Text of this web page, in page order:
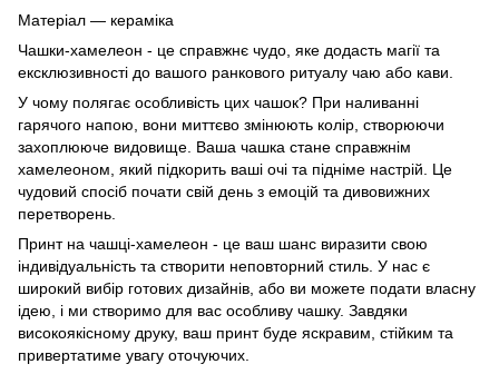
Матеріал — кераміка
Чашки-хамелеон - це справжнє чудо, яке додасть магії та
ексклюзивності до вашого ранкового ритуалу чаю або кави.
У чому полягає особливість цих чашок? При наливанні
гарячого напою, вони миттєво змінюють колір, створюючи
захоплююче видовище. Ваша чашка стане справжнім
хамелеоном, який підкорить ваші очі та підніме настрій. Це
чудовий спосіб почати свій день з емоцій та дивовижних
перетворень.
Принт на чашці-хамелеон - це ваш шанс виразити свою
індивідуальність та створити неповторний стиль. У нас є
широкий вибір готових дизайнів, або ви можете подати власну
ідею, і ми створимо для вас особливу чашку. Завдяки
високоякісному друку, ваш принт буде яскравим, стійким та
привертатиме увагу оточуючих.